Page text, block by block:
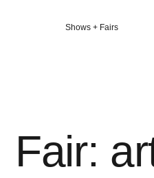
Veröffentlicht
Shows + Fairs
Fair: